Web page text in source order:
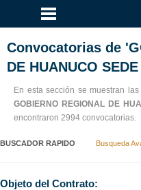
Convocatorias de
DE HUANUCO
En esta sección se muestran
GOBIERNO REGIONAL DE
encontraron 2994 convocatorias.
BUSCADOR RAPIDO Busqueda
Objeto del Contrato: